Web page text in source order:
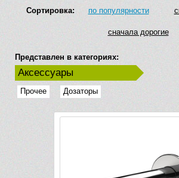
Сортировка: по популярности
сначала дорогие
Представлен в категориях:
Аксессуары
Прочее Дозаторы